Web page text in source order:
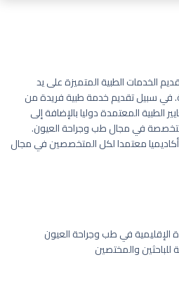
الخدمات الطبية المتميزة على يد
في سبيل تقديم خدمة طبية فريدة من
الطبية المعتمدة دوليا بالإضافة إلى
في مجال طب وجراحة العيون.
معتمدا لكل المتخصصين في مجال
الإقليمية في طب وجراحة العيون
للباحثين والمختصين